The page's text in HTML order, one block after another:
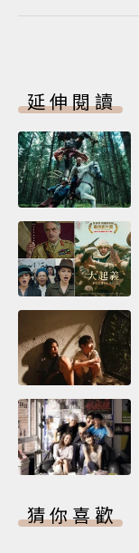
延伸閱讀
猜你喜歡